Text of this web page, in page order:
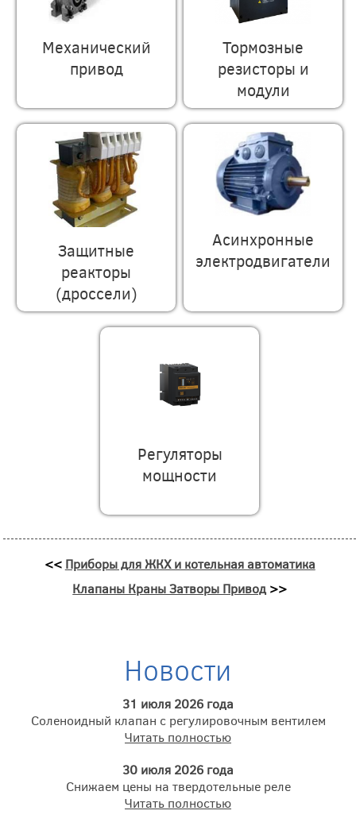
Механический
привод
Тормозные
резисторы и
модули
Защитные
реакторы
(дроссели)
Асинхронные
электродвигатели
Регуляторы
мощности
<< Приборы для ЖКХ и котельная автоматика
Клапаны Краны Затворы Привод >>
Новости
31 июля 2026 года
Соленоидный клапан с регулировочным вентилем
Читать полностью
30 июля 2026 года
Снижаем цены на твердотельные реле
Читать полностью